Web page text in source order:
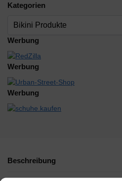
Kategorien
Werbung
Werbung
Werbung
Beschreibung